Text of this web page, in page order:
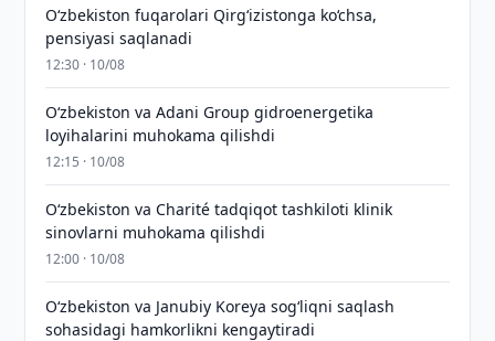
O‘zbekiston fuqarolari Qirg‘izistonga ko‘chsa,
pensiyasi saqlanadi
12:30 · 10/08
Oʻzbekiston va Adani Group gidroenergetika
loyihalarini muhokama qilishdi
12:15 · 10/08
Oʻzbekiston va Charité tadqiqot tashkiloti klinik
sinovlarni muhokama qilishdi
12:00 · 10/08
Oʻzbekiston va Janubiy Koreya sogʻliqni saqlash
sohasidagi hamkorlikni kengaytiradi